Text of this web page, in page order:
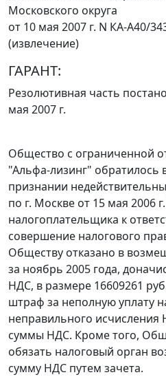
Московского округа
от 10 мая 2007 г. N КА-А40/
(извлечение)
ГАРАНТ:
Резолютивная часть
мая 2007 г.
Общество с ограниченной
"Альфа-лизинг" обратилось
признании
по г. Москве от 15 мая 2006
налогоплательщика к
совершение налогового
Обществу отказано в
за ноябрь 2005 года,
НДС, в размере 16609261
штраф за неполную уплату
неправильного исчисления
суммы НДС. Кроме того,
обязать налоговый орган
сумму НДС путем зачета.